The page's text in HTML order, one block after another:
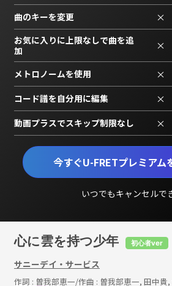
今すぐU-FRETプレミアム
いつでもキャンセルで
曲のキーを変更 ×
お気に入りに上限なしで曲を追
加
×
メトロノームを使用 ×
コード譜を自分用に編集 ×
動画プラスでスキップ制限なし ×
心に雲を持つ少年 初心者ver
サニーデイ・サービス
作詞 : 曽我部恵一/作曲 : 曽我部恵一, 田中貴